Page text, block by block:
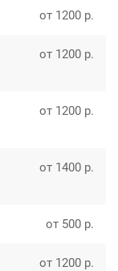
от 1200 р.
от 1200 р.
от 1200 р.
от 1400 р.
от 500 р.
от 1200 р.